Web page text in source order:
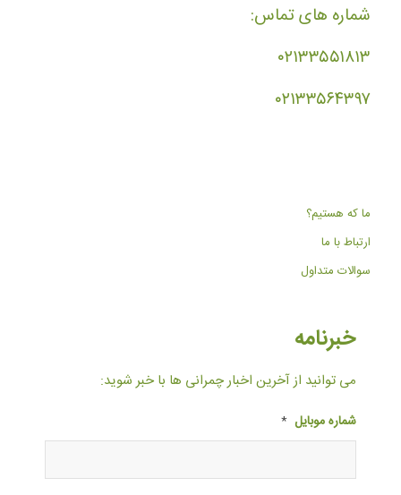
شماره های تماس:
۰۲۱۳۳۵۵۱۸۱۳
۰۲۱۳۳۵۶۴۳۹۷
ما که هستیم؟
ارتباط با ما
سوالات متداول
خبرنامه
می توانید از آخرین اخبار چمرانی ها با خبر شوید:
شماره موبایل *